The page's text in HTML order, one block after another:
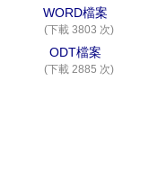
WORD檔案
(下載 3803 次)
ODT檔案
(下載 2885 次)